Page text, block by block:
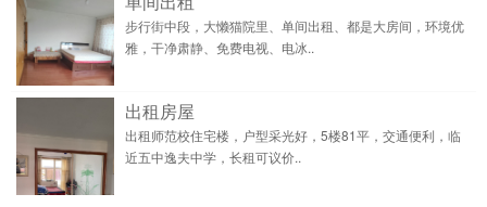
步行街中段，大懒猫院里、单间出租、都是大房间，环境优
雅，干净肃静、免费电视、电冰..
出租房屋
出租师范校住宅楼，户型采光好，5楼81平，交通便利，临
近五中逸夫中学，长租可议价..